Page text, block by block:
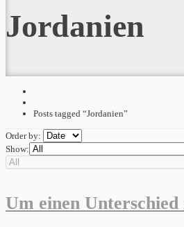
Jordanien
Posts tagged “Jordanien”
Order by:
Show:
Um einen Unterschied